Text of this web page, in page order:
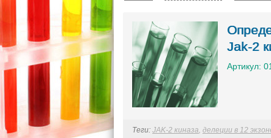
Jak-2
Артикул:
Теги: JAK-2 киназа, делеции в 12